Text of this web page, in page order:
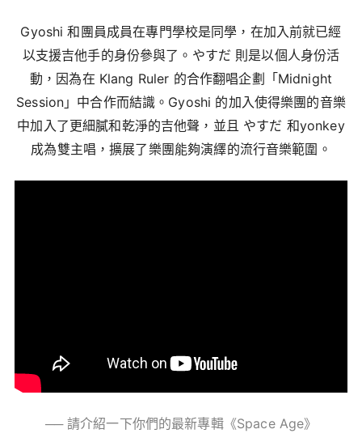
Gyoshi和團員成員在專門學校是同學，在加入前就已經
以支援吉他手的身份參與了。やすだ 則是以個人身份活
動，因為在 Klang Ruler 的合作翻唱企劃「Midnight
Session 」中合作而結識。 Gyoshi 的加入使得樂團的音樂
中加入了更細膩和乾淨的吉他聲，並且 やすだ 和yonkey
成為雙主唱，擴展了樂團能夠演繹的流行音樂範圍。
── 請介紹一下你們的最新專輯《Space Age》